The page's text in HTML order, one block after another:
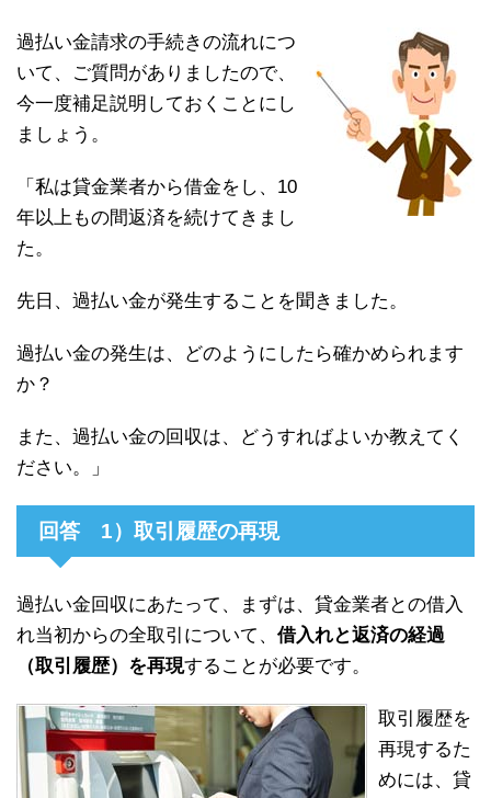
過払い金請求の手続きの流れにつ
いて、ご質問がありましたので、
今一度補足説明しておくことにし
ましょう。
「私は貸金業者から借金をし、10
年以上もの間返済を続けてきまし
た。
先日、過払い金が発生することを聞きました。
過払い金の発生は、どのようにしたら確かめられます
か？
また、過払い金の回収は、どうすればよいか教えてく
ださい。」
回答 1）取引履歴の再現
過払い金回収にあたって、まずは、貸金業者との借入
れ当初からの全取引について、 借入れと返済の経過
（取引履歴）を再現することが必要です。
取引履歴を
再現するた
めには、貸